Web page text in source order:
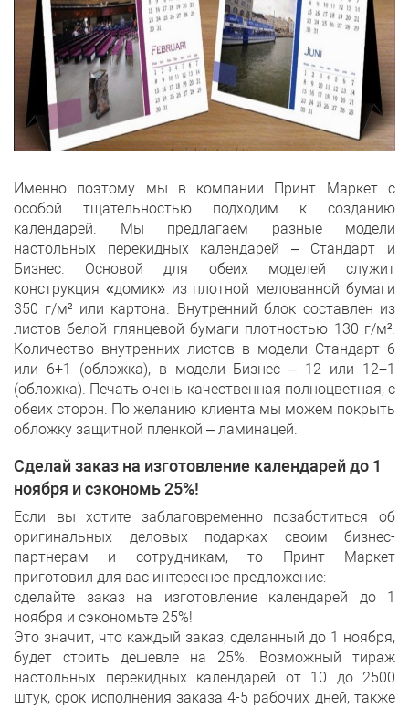
Именно поэтому мы в компании Принт Маркет с
особой тщательностью подходим к созданию
календарей. Мы предлагаем разные модели
настольных перекидных календарей – Стандарт и
Бизнес. Основой для обеих моделей служит
конструкция «домик» из плотной мелованной бумаги
350 г/м² или картона. Внутренний блок составлен из
листов белой глянцевой бумаги плотностью 130 г/м².
Количество внутренних листов в модели Стандарт 6
или 6+1 (обложка), в модели Бизнес – 12 или 12+1
(обложка). Печать очень качественная полноцветная, с
обеих сторон. По желанию клиента мы можем покрыть
обложку защитной пленкой – ламинацей.
Сделай заказ на изготовление календарей до 1
ноября и сэкономь 25%!
Если вы хотите заблаговременно позаботиться об
оригинальных деловых подарках своим бизнес-
партнерам и сотрудникам, то Принт Маркет
приготовил для вас интересное предложение:
сделайте заказ на изготовление календарей до 1
ноября и сэкономьте 25%!
Это значит, что каждый заказ, сделанный до 1 ноября,
будет стоить дешевле на 25%. Возможный тираж
настольных перекидных календарей от 10 до 2500
штук, срок исполнения заказа 4-5 рабочих дней, также